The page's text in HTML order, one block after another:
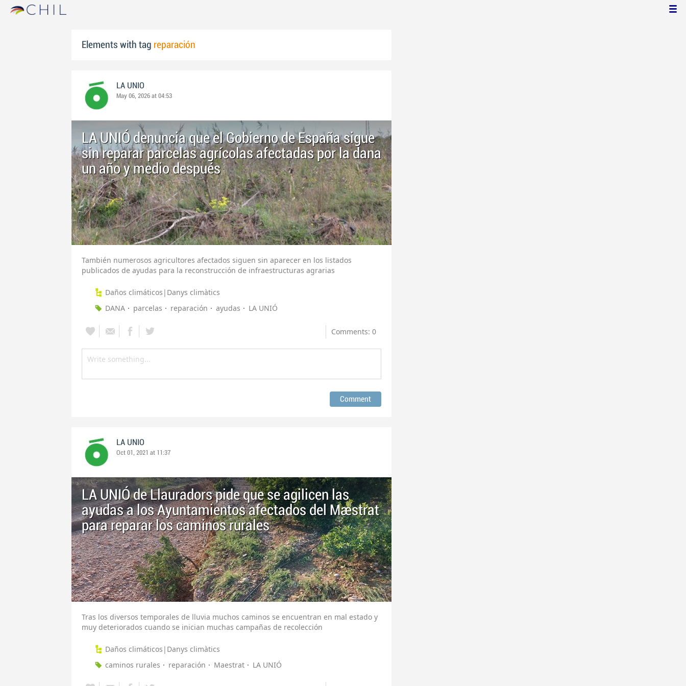
Elements with tag reparación
LA UNIO
May 06, 2026 at 04:53
LA UNIÓ denuncia que el Gobierno de España sigue
sin reparar parcelas agrícolas afectadas por la dana
un año y medio después
También numerosos agricultores afectados siguen sin aparecer en los listados
publicados de ayudas para la reconstrucción de infraestructuras agrarias
Daños climáticos|Danys climàtics
DANA
parcelas reparación ayudas LA UNIÓ
Comments: 0
LA UNIO
Oct 01, 2021 at 11:37
LA UNIÓ de Llauradors pide que se agilicen las
ayudas a los Ayuntamientos afectados del Maestrat
para reparar los caminos rurales
Tras los diversos temporales de lluvia muchos caminos se encuentran en mal estado y
muy deteriorados cuando se inician muchas campañas de recolección
Daños climáticos|Danys climàtics
caminos rurales
reparación Maestrat LA UNIÓ